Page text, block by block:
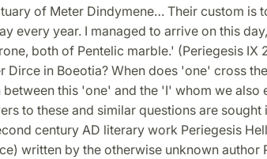
of Meter Dindymene… Their custom is
every year. I managed to arrive on this
both of Pentelic marble.' (Periegesis IX
Dirce in Boeotia? When does 'one' cross
between this 'one' and the 'I' whom we also
to these and similar questions are sought
century AD literary work Periegesis
written by the otherwise unknown author